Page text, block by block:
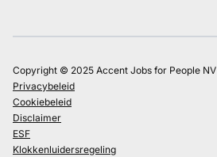
Copyright © 2025 Accent Jobs for People NV
Privacybeleid
Cookiebeleid
Disclaimer
ESF
Klokkenluidersregeling